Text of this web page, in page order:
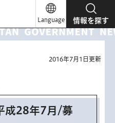
Language 情報を探す
2016年7月1日更新
成28年7月/募